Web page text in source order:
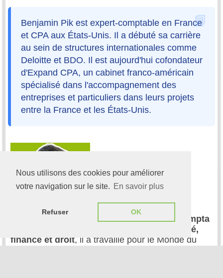
Nous utilisons des cookies pour améliorer
votre navigation sur le site. En savoir plus
Refuser OK
Benjamin Pik est expert-comptable en France
et CPA aux États-Unis. Il a débuté sa carrière
au sein de structures internationales comme
Deloitte et BDO. Il est aujourd'hui cofondateur
d'Expand CPA, un cabinet franco-américain
spécialisé dans l'accompagnement des
entreprises et particuliers dans leurs projets
entre la France et les États-Unis.
est rédacteur en chef de
Compta
comptabilité,
finance et droit, il a travaillé pour le Monde du